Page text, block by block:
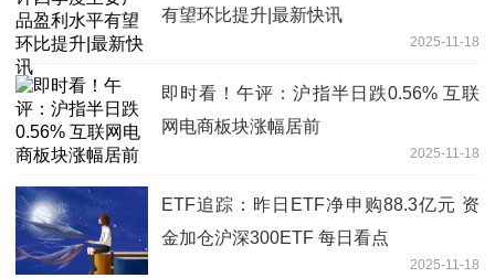
有望环比提升|最新快讯
2025-11-18
即时看！午评：沪指半日跌0.56% 互联
网电商板块涨幅居前
2025-11-18
ETF追踪：昨日ETF净申购88.3亿元 资
金加仓沪深300ETF 每日看点
2025-11-18